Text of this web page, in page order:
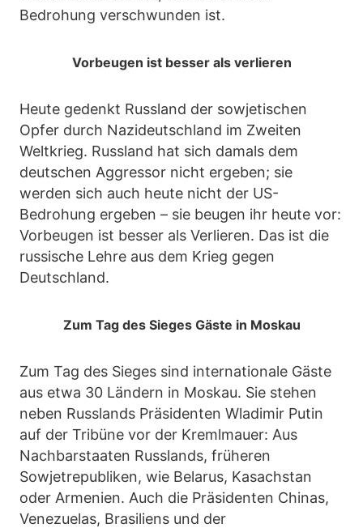
Bedrohung verschwunden ist.
Vorbeugen ist besser als verlieren
Heute gedenkt Russland der sowjetischen
Opfer durch Nazideutschland im Zweiten
Weltkrieg. Russland hat sich damals dem
deutschen Aggressor nicht ergeben; sie
werden sich auch heute nicht der US-
Bedrohung ergeben – sie beugen ihr heute vor:
Vorbeugen ist besser als Verlieren. Das ist die
russische Lehre aus dem Krieg gegen
Deutschland.
Zum Tag des Sieges Gäste in Moskau
Zum Tag des Sieges sind internationale Gäste
aus etwa 30 Ländern in Moskau. Sie stehen
neben Russlands Präsidenten Wladimir Putin
auf der Tribüne vor der Kremlmauer: Aus
Nachbarstaaten Russlands, früheren
Sowjetrepubliken, wie Belarus, Kasachstan
oder Armenien. Auch die Präsidenten Chinas,
Venezuelas, Brasiliens und der